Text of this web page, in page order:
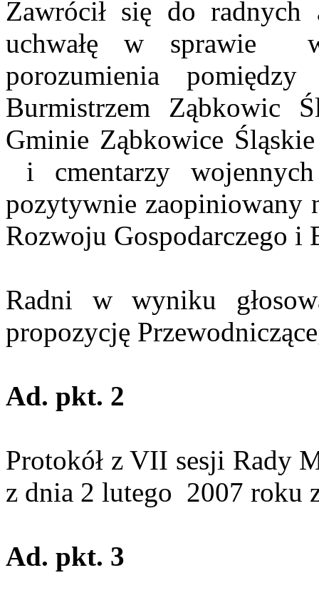
Zawrócił się do
uchwałę w sprawie
porozumienia pomiędzy
Burmistrzem Ząbkowic
Gminie Ząbkowice
i cmentarzy
pozytywnie zaopiniowany
Rozwoju Gospodarczego i
Radni w wyniku
propozycję
Ad. pkt. 2
Protokół z VII sesji Rady
z dnia 2 lutego 2007 roku
Ad. pkt. 3